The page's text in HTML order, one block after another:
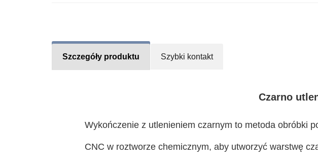
Szczegóły produktu Szybki kontakt
Czarno
Wykończenie z utlenieniem czarnym to metoda obróbki
CNC w roztworze chemicznym, aby utworzyć warstwę